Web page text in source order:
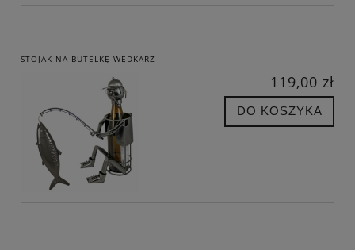
STOJAK NA BUTELKĘ WĘDKARZ
119,00 zł
DO KOSZYKA